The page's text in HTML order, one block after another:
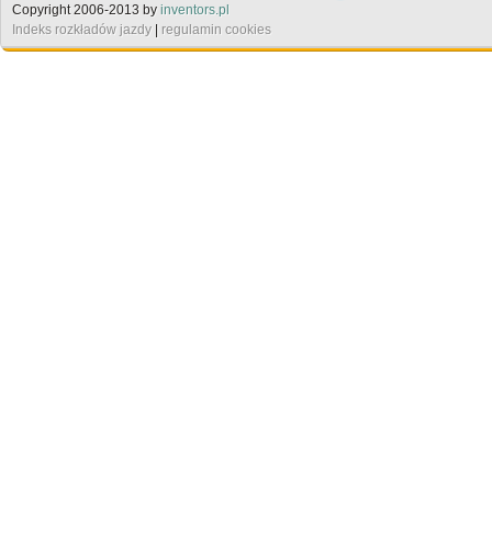
Copyright 2006-2013 by inventors.pl
Indeks rozkładów jazdy | regulamin cookies